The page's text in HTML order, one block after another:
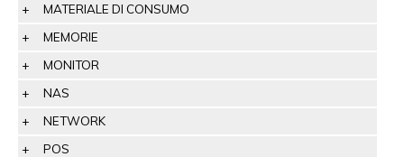
MATERIALE DI CONSUMO
MEMORIE
MONITOR
NAS
NETWORK
POS